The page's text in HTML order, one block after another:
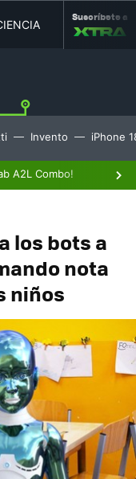
MOVILIDAD
Suscríbete a
Invento iPhone
A2L Combo!
los bots a
nota
niños